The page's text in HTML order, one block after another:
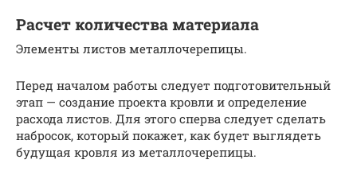
Расчет количества материала
Элементы листов металлочерепицы.
Перед началом работы следует подготовительный
этап — создание проекта кровли и определение
расхода листов. Для этого сперва следует сделать
набросок, который покажет, как будет выглядеть
будущая кровля из металлочерепицы.